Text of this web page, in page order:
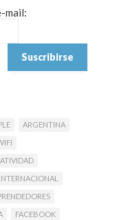
mail:
ARGENTINA
FACEBOOK